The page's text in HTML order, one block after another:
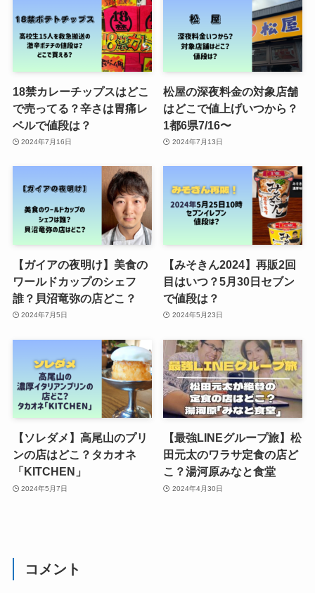
18禁カレーチップスはどこ
で売ってる？辛さは胃痛レ
ベルで値段は？
2024年7月16日
松屋の深夜料金の対象店舗
はどこで値上げいつから？
1都6県7/16〜
2024年7月13日
【ガイアの夜明け】美食の
ワールドカップのシェフ
誰？貝沼竜弥の店どこ？
2024年7月5日
【みそきん2024】再販2回
目はいつ？5月30日セブン
で値段は？
2024年5月23日
【ソレダメ】高尾山のプリ
ンの店はどこ？タカオネ
「KITCHEN」
2024年5月7日
【最強LINEグループ旅】松
田元太のワラサ定食の店ど
こ？湯河原みなと食堂
2024年4月30日
コメント